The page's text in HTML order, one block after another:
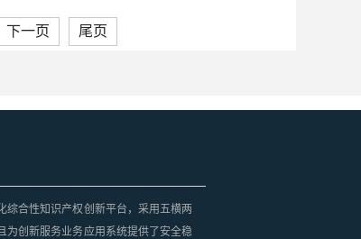
下一页 尾页
综合性知识产权创新平台，采用五横两
为创新服务业务应用系统提供了安全稳